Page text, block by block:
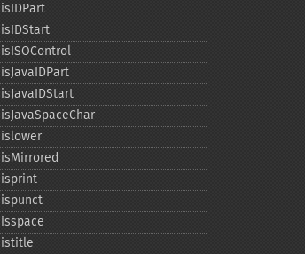
isIDPart
isIDStart
isISOControl
isJavaIDPart
isJavaIDStart
isJavaSpaceChar
islower
isMirrored
isprint
ispunct
isspace
istitle